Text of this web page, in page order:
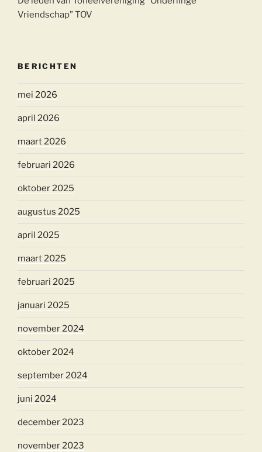
Vriendschap” TOV
BERICHTEN
mei 2026
april 2026
maart 2026
februari 2026
oktober 2025
augustus 2025
april 2025
maart 2025
februari 2025
januari 2025
november 2024
oktober 2024
september 2024
juni 2024
december 2023
november 2023